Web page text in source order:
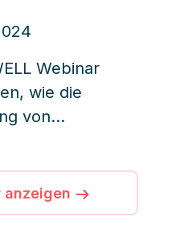
Webinar
wie die
von
anzeigen